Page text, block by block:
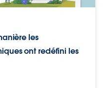
les
ont redéfini les